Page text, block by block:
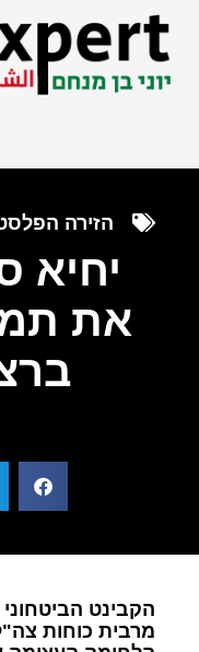
הזירה
יחיא
את
הקבינט
מרבית כוחות